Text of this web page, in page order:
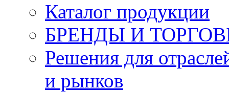
Каталог продукции
БРЕНДЫ И
Решения для
и рынков